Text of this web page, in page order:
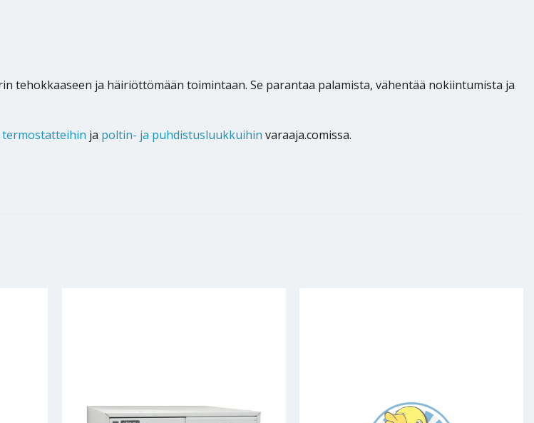
tehokkaaseen ja häiriöttömään toimintaan. Se parantaa palamista, vähentää nokiintumista ja
ja poltin- ja puhdistusluukkuihin varaaja.comissa.